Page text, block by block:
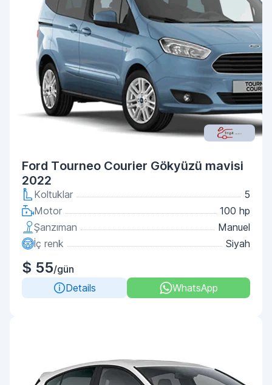
Ford Tourneo Courier Gökyüzü mavisi
2022
Koltuklar
5
Motor
100 hp
Şanzıman
Manuel
İç renk
Siyah
$ 55/gün
Details
WhatsApp